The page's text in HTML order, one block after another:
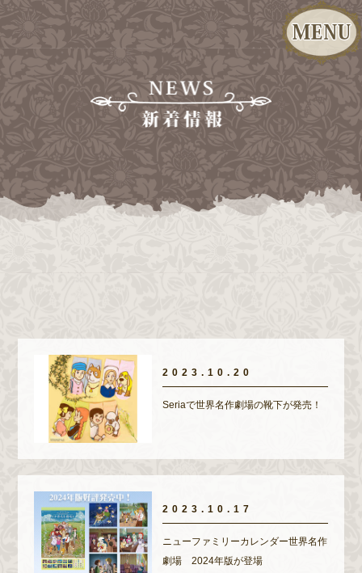
2023.10.20
Seriaで世界名作劇場の靴下が発売！
2023.10.17
ニューファミリーカレンダー世界名作
劇場 2024年版が登場